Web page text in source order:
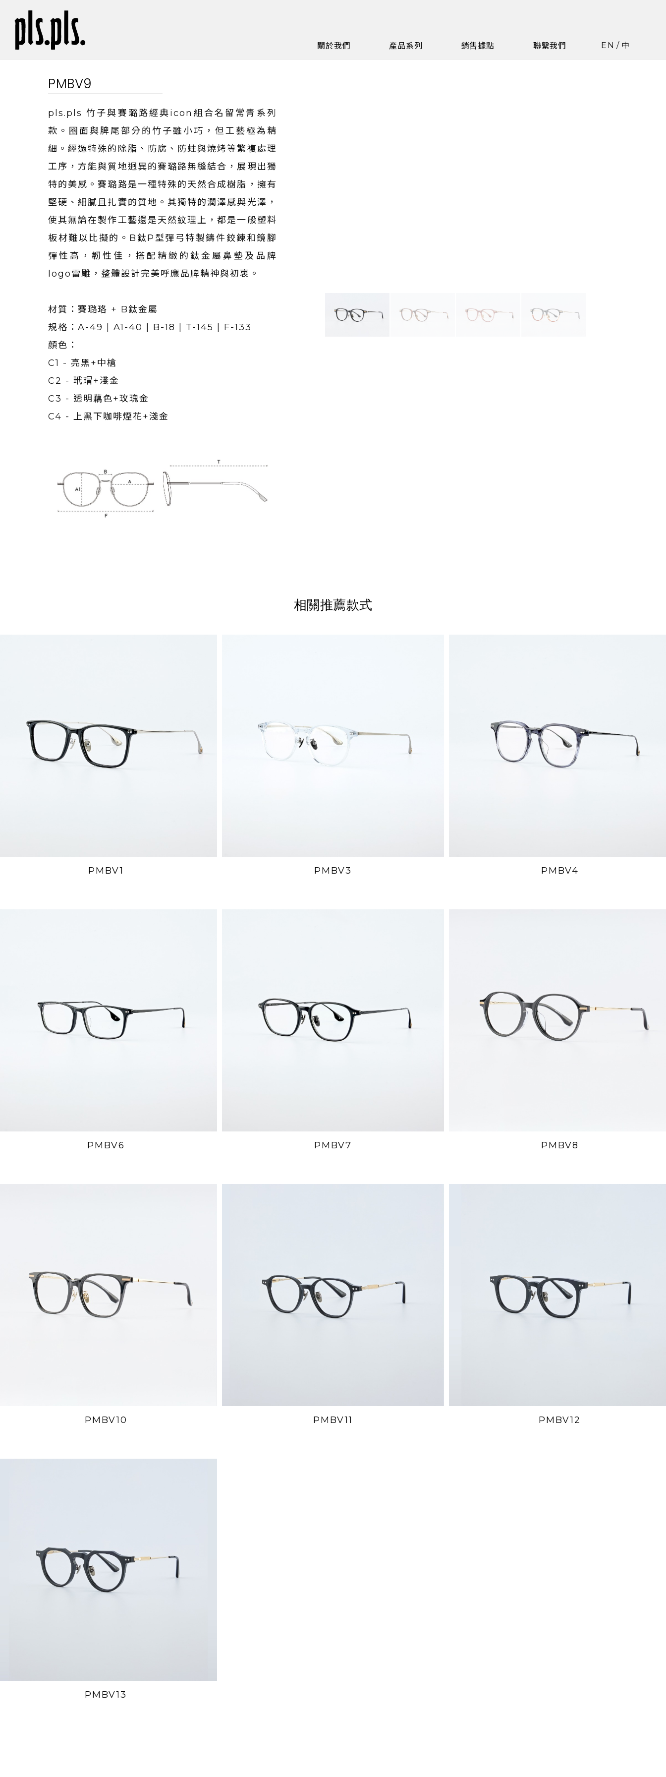
關於我們 產品系列 銷售據點 聯繫我們 EN / 中
PMBV9
pls.pls 竹子與賽璐路經典icon組合名留常青系列
款。圈面與脾尾部分的竹子雖小巧，但工藝極為精
細。經過特殊的除脂、防腐、防蛀與燒烤等繁複處理
工序，方能與質地迥異的賽璐路無縫結合，展現出獨
特的美感。賽璐路是一種特殊的天然合成樹脂，擁有
堅硬、細膩且扎實的質地。其獨特的潤澤感與光澤，
使其無論在製作工藝還是天然紋理上，都是一般塑料
板材難以比擬的。B鈦P型彈弓特製鑄件鉸鍊和鏡腳
彈性高，韌性佳，搭配精緻的鈦金屬鼻墊及品牌
logo雷雕，整體設計完美呼應品牌精神與初衷。
材質：賽璐珞 + B鈦金屬
規格：A-49 | A1-40 | B-18 | T-145 | F-133
顏色：
C1 - 亮黑+中槍
C2 - 玳瑁+淺金
C3 - 透明藕色+玫瑰金
C4 - 上黑下咖啡煙花+淺金
相關推薦款式
PMBV1 PMBV3 PMBV4
PMBV6 PMBV7 PMBV8
PMBV10 PMBV11 PMBV12
PMBV13